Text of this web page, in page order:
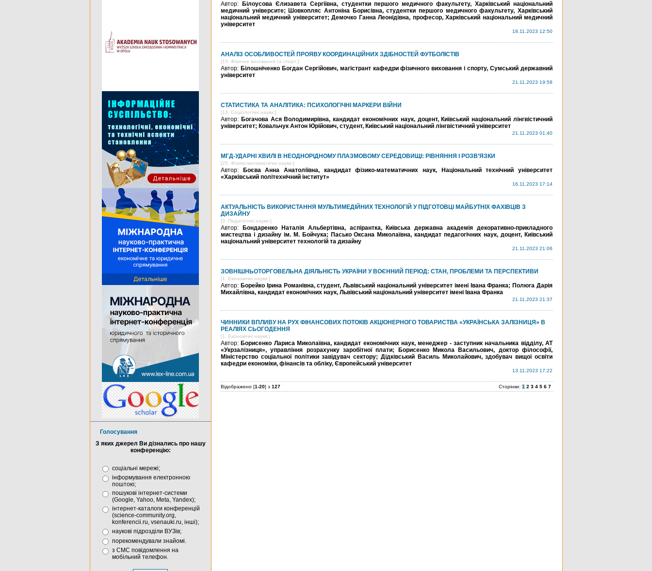
Голосування
З яких джерел Ви дізнались про нашу
конференцію:
соціальні мережі;
інформування електронною
поштою;
пошукові інтернет-системи
(Google, Yahoo, Meta, Yandex);
інтернет-каталоги конференцій
(science-community.org,
konferencii.ru, vsenauki.ru, інші);
наукові підрозділи ВУЗів;
порекомендували знайомі.
з СМС повідомлення на
мобільний телефон.
Автор:
Білоусова Єлизавета Сергіївна, студентки першого медичного факультету, Харківський національний
медичний університе; Шовкопляс Антоніна Борисівна, студентки першого медичного факультету, Харківський
національний медичний університет; Демочко Ганна Леонідівна, професор, Харківський національний медичний
університет
18.11.2023 12:50
АНАЛІЗ ОСОБЛИВОСТЕЙ ПРОЯВУ КООРДИНАЦІЙНИХ ЗДІБНОСТЕЙ ФУТБОЛІСТІВ
[15. Фізичне виховання та спорт;]
Автор: Білошніченко Богдан Сергійович, магістрант кафедри фізичного виховання і спорту, Сумський державний
університет
21.11.2023 19:58
СТАТИСТИКА ТА АНАЛІТИКА: ПСИХОЛОГІЧНІ МАРКЕРИ ВІЙНИ
[13. Соціологічні науки;]
Автор: Богачова Ася Володимирівна, кандидат економічних наук, доцент, Київський національний лінгвістичний
університет; Ковальчук Антон Юрійович, студент, Київський національний лінгвістичний університет
21.11.2023 01:40
МГД-УДАРНІ ХВИЛІ В НЕОДНОРІДНОМУ ПЛАЗМОВОМУ СЕРЕДОВИЩІ: РІВНЯННЯ І РОЗВ’ЯЗКИ
[25. Фізико-математичні науки;]
Автор:
Боєва Анна Анатоліївна, кандидат фізико-математичних наук, Національний технічний університет
«Харківський політехнічний інститут»
16.11.2023 17:14
АКТУАЛЬНІСТЬ ВИКОРИСТАННЯ МУЛЬТИМЕДІЙНИХ ТЕХНОЛОГІЙ У ПІДГОТОВЦІ МАЙБУТНІХ ФАХІВЦІВ З
ДИЗАЙНУ
[3. Педагогічні науки;]
Автор:
Бондаренко Наталія Альбертівна, аспірантка, Київська державна академія декоративно-прикладного
мистецтва і дизайну ім. М. Бойчука; Пасько Оксана Миколаївна, кандидат педагогічних наук, доцент, Київський
національний університет технологій та дизайну
21.11.2023 21:06
ЗОВНІШНЬОТОРГОВЕЛЬНА ДІЯЛЬНІСТЬ УКРАЇНИ У ВОЄННИЙ ПЕРІОД: СТАН, ПРОБЛЕМИ ТА ПЕРСПЕКТИВИ
[1. Економічні науки;]
Автор: Борейко Ірина Романівна, студент, Львівський національний університет імені Івана Франка; Полюга Дарія
Михайлівна, кандидат економічних наук, Львівський національний університет імені Івана Франка
21.11.2023 21:37
ЧИННИКИ ВПЛИВУ НА РУХ ФІНАНСОВИХ ПОТОКІВ АКЦІОНЕРНОГО ТОВАРИСТВА «УКРАЇНСЬКА ЗАЛІЗНИЦЯ» В
РЕАЛІЯХ СЬОГОДЕННЯ
[1. Економічні науки;]
Автор: Борисенко Лариса Миколаївна, кандидат економічних наук, менеджер - заступник начальника відділу, АТ
«Укрзалізниця», управління розрахунку заробітної плати; Борисенко Микола Васильович, доктор філософії,
Міністерство соціальної політики завідувач сектору; Дідківський Василь Миколайович, здобувач вищої освіти
кафедри економіки, фінансів та обліку, Європейський університет
13.11.2023 17:22
Відображено [1-20] з 127 Сторінки: 1 2 3 4 5 6 7